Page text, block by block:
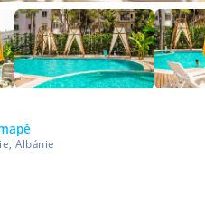
Albánie